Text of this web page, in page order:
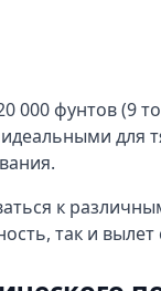
000 фунтов
для
к
так и вылет